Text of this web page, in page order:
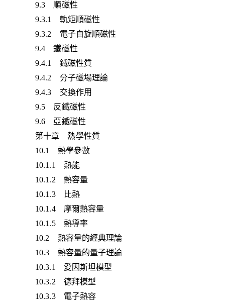
9.3 順磁性
9.3.1 軌矩順磁性
9.3.2 電子自旋順磁性
9.4 鐵磁性
9.4.1 鐵磁性質
9.4.2 分子磁場理論
9.4.3 交換作用
9.5 反鐵磁性
9.6 亞鐵磁性
第十章 熱學性質
10.1 熱學參數
10.1.1 熱能
10.1.2 熱容量
10.1.3 比熱
10.1.4 摩爾熱容量
10.1.5 熱導率
10.2 熱容量的經典理論
10.3 熱容量的量子理論
10.3.1 愛因斯坦模型
10.3.2 德拜模型
10.3.3 電子熱容